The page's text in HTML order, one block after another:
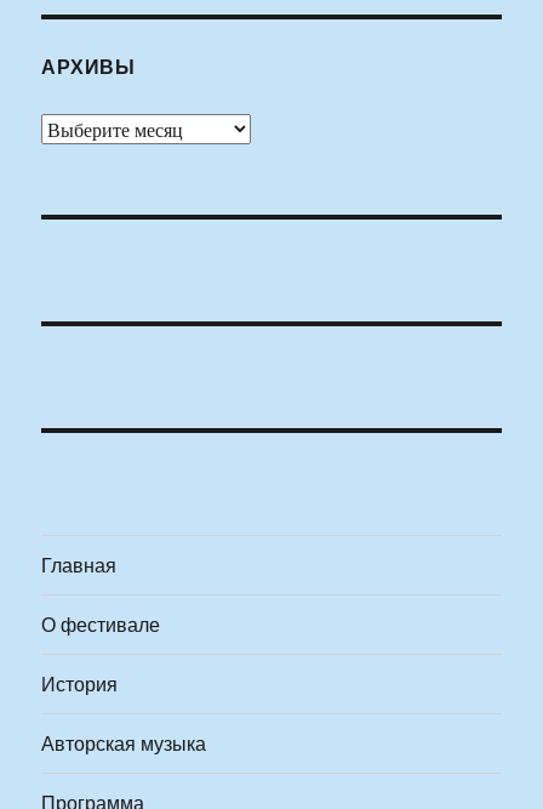
АРХИВЫ
Архивы
Главная
О фестивале
История
Авторская музыка
Программа